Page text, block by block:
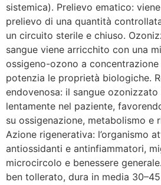
sistemica). Prelievo ematico:
prelievo di una quantità
un circuito sterile e chiuso.
sangue viene arricchito con una
ossigeno-ozono a
potenzia le proprietà biologiche.
endovenosa: il sangue ozonizzato
lentamente nel paziente,
su ossigenazione, metabolismo e
Azione rigenerativa: l’organismo
antiossidanti e antinfiammatori,
microcircolo e benessere
ben tollerato, dura in media